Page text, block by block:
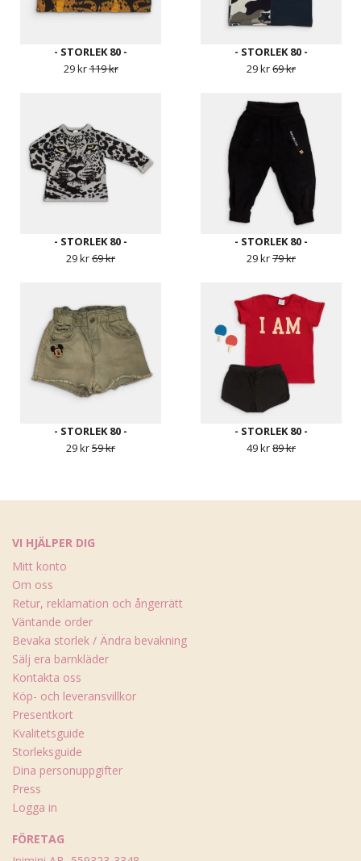
- STORLEK 80 -
29 kr119 kr
- STORLEK 80 -
29 kr69 kr
- STORLEK 80 -
29 kr69 kr
- STORLEK 80 -
29 kr79 kr
- STORLEK 80 -
29 kr59 kr
- STORLEK 80 -
49 kr89 kr
VI HJÄLPER DIG
Mitt konto
Om oss
Retur, reklamation och ångerrätt
Väntande order
Bevaka storlek / Ändra bevakning
Sälj era barnkläder
Kontakta oss
Köp- och leveransvillkor
Presentkort
Kvalitetsguide
Storleksguide
Dina personuppgifter
Press
Logga in
FÖRETAG